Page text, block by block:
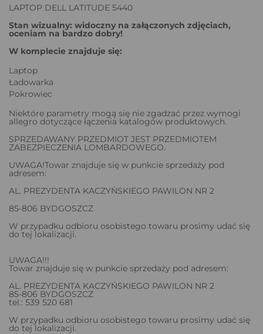
LAPTOP DELL LATITUDE 5440
Stan wizualny: widoczny na załączonych zdjęciach,
oceniam na bardzo dobry!
W komplecie znajduje się:
Laptop
Ładowarka
Pokrowiec
Niektóre parametry mogą się nie zgadzać przez wymogi
allegro dotyczące łączenia katalogów produktowych.
SPRZEDAWANY PRZEDMIOT JEST PRZEDMIOTEM
ZABEZPIECZENIA LOMBARDOWEGO.
UWAGA!Towar znajduje się w punkcie sprzedaży pod
adresem:
AL. PREZYDENTA KACZYŃSKIEGO PAWILON NR 2
85-806 BYDGOSZCZ
W przypadku odbioru osobistego towaru prosimy udać się
do tej lokalizacji.
UWAGA!!!
Towar znajduje się w punkcie sprzedaży pod adresem:
AL. PREZYDENTA KACZYŃSKIEGO PAWILON NR 2
85-806 BYDGOSZCZ
tel.: 539 520 681
W przypadku odbioru osobistego towaru prosimy udać się
do tej lokalizacji.